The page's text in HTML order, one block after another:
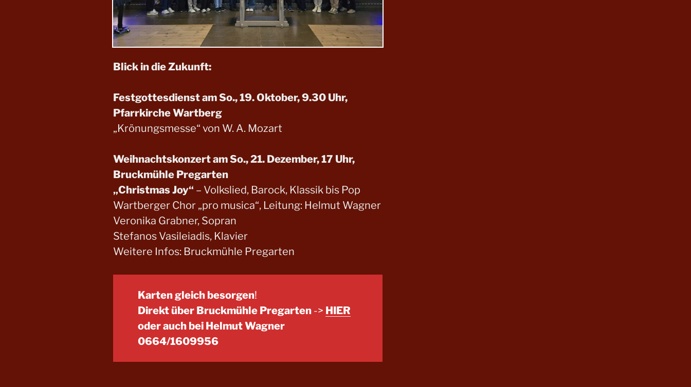
Blick in die Zukunft:
Festgottesdienst am So., 19. Oktober, 9.30 Uhr,
Pfarrkirche Wartberg
„Krönungsmesse“ von W. A. Mozart
Weihnachtskonzert am So., 21. Dezember, 17 Uhr,
Bruckmühle Pregarten
„Christmas Joy“ – Volkslied, Barock, Klassik bis Pop
Wartberger Chor „pro musica“, Leitung: Helmut Wagner
Veronika Grabner, Sopran
Stefanos Vasileiadis, Klavier
Weitere Infos: Bruckmühle Pregarten
Karten gleich besorgen!
Direkt über Bruckmühle Pregarten -> HIER
oder auch bei Helmut Wagner
0664/1609956